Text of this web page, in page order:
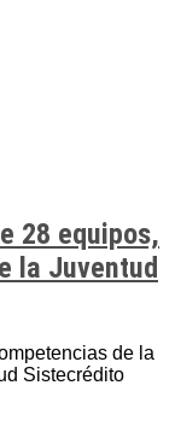
28 equipos,
la Juventud
de la
Sistecrédito